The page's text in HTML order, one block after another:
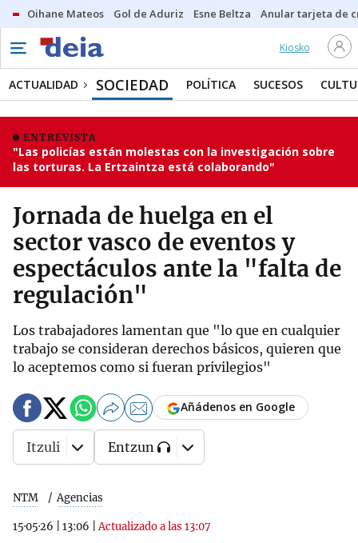
Oihane Mateos Gol de Aduriz Esne Beltza Anular tarjeta de
Kiosko
ACTUALIDAD SOCIEDAD POLÍTICA SUCESOS
ENTREVISTA
"Las policías están molestas con la investigación sobre
las torturas. La Ertzaintza está colaborando"
Jornada de huelga en el
sector vasco de eventos y
espectáculos ante la "falta de
regulación"
Los trabajadores lamentan que "lo que en cualquier
trabajo se consideran derechos básicos, quieren que
lo aceptemos como si fueran privilegios"
NTM Agencias
15·05·26 13:06 |Actualizado a las 13:07
Añádenos en Google
Itzuli Entzun